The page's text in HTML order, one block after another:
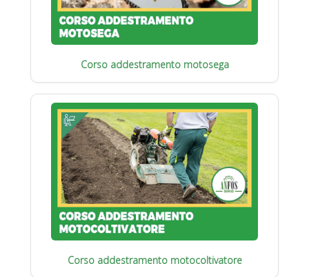
Corso addestramento motosega
Corso addestramento motocoltivatore